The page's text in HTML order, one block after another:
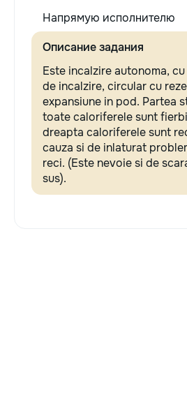
Напрямую исполнителю
Описание задания
Este incalzire autonoma,
de incalzire, circular cu
expansiune in pod. Partea
toate caloriferele sunt
dreapta caloriferele sunt
cauza si de inlaturat
reci. (Este nevoie si de
sus).